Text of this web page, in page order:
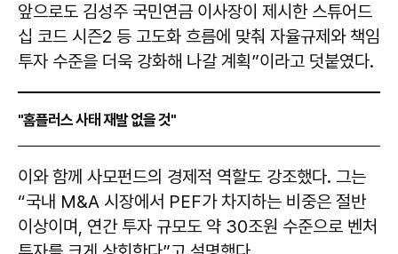
앞으로도 김성주 국민연금 이사장이 제시한 스튜어드
십 코드 시즌2 등 고도화 흐름에 맞춰 자율규제와 책임
투자 수준을 더욱 강화해 나갈 계획”이라고 덧붙였다.
"홈플러스 사태 재발 없을 것"
이와 함께 사모펀드의 경제적 역할도 강조했다. 그는
“국내 M&A 시장에서 PEF가 차지하는 비중은 절반
이상이며, 연간 투자 규모도 약 30조원 수준으로 벤처